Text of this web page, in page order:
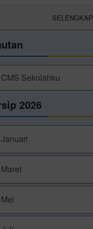
CMS Sekolahku
2026
Januari
Maret
Mei